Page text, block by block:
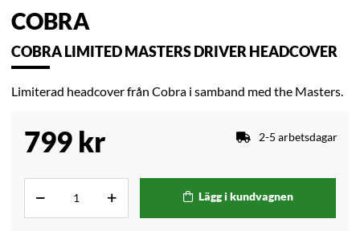
COBRA
COBRA LIMITED MASTERS DRIVER HEADCOVER
Limiterad headcover från Cobra i samband med the Masters.
799 kr 2-5 arbetsdagar
Lägg i kundvagnen